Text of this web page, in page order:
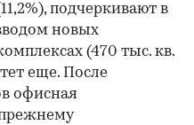
подчеркивают в
новых
(470 тыс. кв.
еще. После
офисная